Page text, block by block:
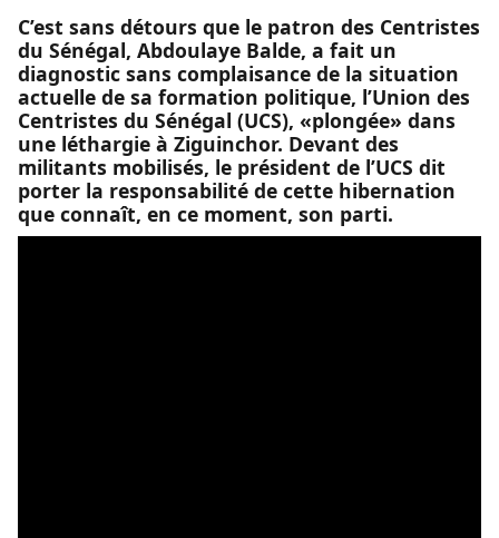
C’est sans détours que le patron des Centristes
du Sénégal, Abdoulaye Balde, a fait un
diagnostic sans complaisance de la situation
actuelle de sa formation politique, l’Union des
Centristes du Sénégal (UCS), «plongée» dans
une léthargie à Ziguinchor. Devant des
militants mobilisés, le président de l’UCS dit
porter la responsabilité de cette hibernation
que connaît, en ce moment, son parti.